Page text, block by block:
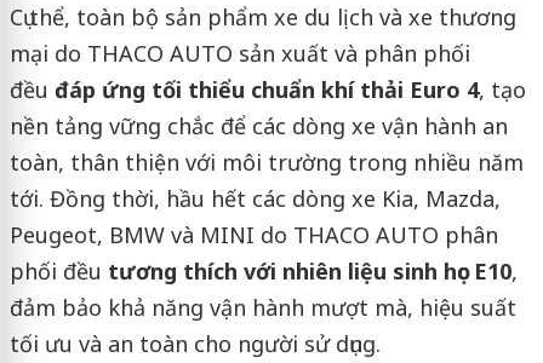
Cụ thể, toàn bộ sản phẩm xe du lịch và xe thương
mại do THACO AUTO sản xuất và phân phối
đều đáp ứng tối thiểu chuẩn khí thải Euro 4, tạo
nền tảng vững chắc để các dòng xe vận hành an
toàn, thân thiện với môi trường trong nhiều năm
tới. Đồng thời, hầu hết các dòng xe Kia, Mazda,
Peugeot, BMW và MINI do THACO AUTO phân
phối đều tương thích với nhiên liệu sinh học E10,
đảm bảo khả năng vận hành mượt mà, hiệu suất
tối ưu và an toàn cho người sử dụng.